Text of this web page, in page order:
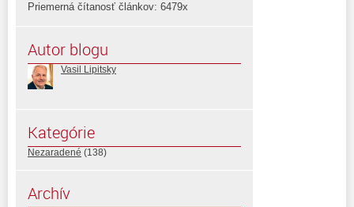
Priemerná čítanosť článkov: 6479x
Autor blogu
Vasil Lipitsky
Kategórie
Nezaradené (138)
Archív